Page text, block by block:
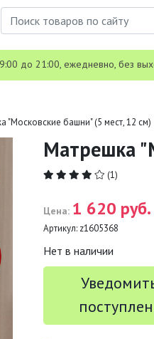
до 21:00, ежедневно, без
"Московские башни" (5 мест, 12 см)
Матрешка
(1)
Цена: 1 620 руб.
Артикул: z1605368
Нет в наличии